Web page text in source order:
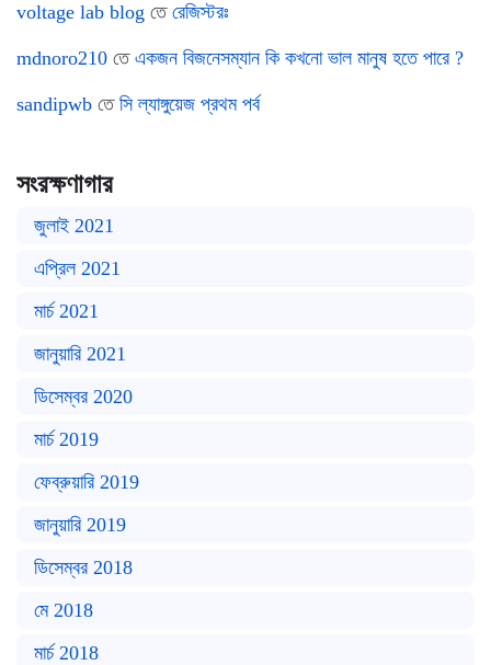
voltage lab blog তে রেজিস্টরঃ
mdnoro210 তে একজন বিজনেসম্যান কি কখনো ভাল মানুষ হতে পারে ?
sandipwb তে সি ল্যাঙ্গুয়েজ প্রথম পর্ব
সংরক্ষণাগার
জুলাই 2021
এপ্রিল 2021
মার্চ 2021
জানুয়ারি 2021
ডিসেম্বর 2020
মার্চ 2019
ফেব্রুয়ারি 2019
জানুয়ারি 2019
ডিসেম্বর 2018
মে 2018
মার্চ 2018